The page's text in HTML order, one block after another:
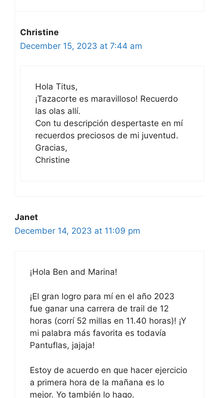
Christine
December 15, 2023 at 7:44 am
Hola Titus,
¡Tazacorte es maravilloso! Recuerdo
las olas allí.
Con tu descripción despertaste en mí
recuerdos preciosos de mi juventud.
Gracias,
Christine
Janet
December 14, 2023 at 11:09 pm
¡Hola Ben and Marina!
¡El gran logro para mí en el año 2023
fue ganar una carrera de trail de 12
horas (corrí 52 millas en 11.40 horas)! ¡Y
mi palabra más favorita es todavía
Pantuflas, jajaja!
Estoy de acuerdo en que hacer ejercicio
a primera hora de la mañana es lo
mejor. Yo también lo hago.